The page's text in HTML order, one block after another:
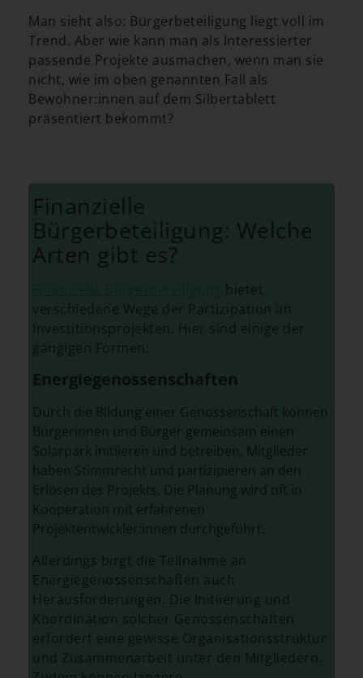
Man sieht also: Bürgerbeteiligung liegt voll im
Trend. Aber wie kann man als Interessierter
passende Projekte ausmachen, wenn man sie
nicht, wie im oben genannten Fall als
Bewohner:innen auf dem Silbertablett
präsentiert bekommt?
Finanzielle
Bürgerbeteiligung: Welche
Arten gibt es?
bietet
verschiedene Wege der Partizipation an
Investitionsprojekten. Hier sind einige der
gängigen Formen:
Energiegenossenschaften
Durch die Bildung einer Genossenschaft können
Bürgerinnen und Bürger gemeinsam einen
Solarpark initiieren und betreiben. Mitglieder
haben Stimmrecht und partizipieren an den
Erlösen des Projekts. Die Planung wird oft in
Kooperation mit erfahrenen
Projektentwickler:innen durchgeführt.
Allerdings birgt die Teilnahme an
Energiegenossenschaften auch
Herausforderungen. Die Initiierung und
Koordination solcher Genossenschaften
erfordert eine gewisse Organisationsstruktur
und Zusammenarbeit unter den Mitgliedern.